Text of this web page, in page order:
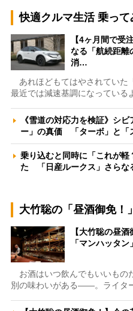
快適クルマ生活 乗っ
【4ヶ月間で受
なる「航続距離
消…
あれほどもてはやされていた
最近では減速基調になっている
《雪道の対応力を検証》シ
ー」の真価 「ターボ」と「
乗り込むと同時に「これが
た 「日産ルークス」さらな
大竹聡の「昼酒御免！」
【大竹聡の昼
「マンハッタ
お酒はいつ飲んでもいいもの
別の味わいがある――。ライタ